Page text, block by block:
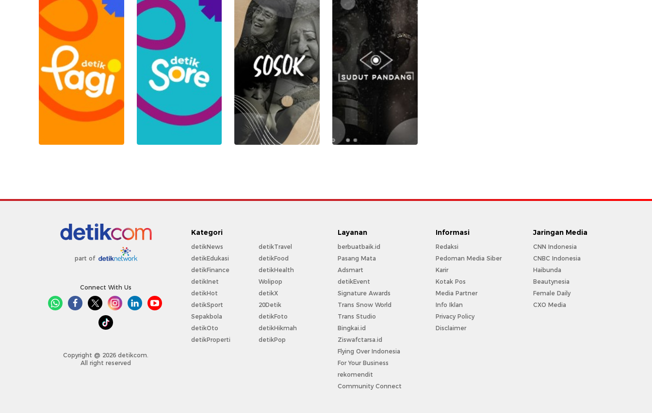
part of
Connect With Us
Copyright @ 2026 detikcom.
All right reserved
Kategori
detikNews
detikEdukasi
detikFinance
detikInet
detikHot
detikSport
Sepakbola
detikOto
detikProperti
detikTravel
detikFood
detikHealth
Wolipop
detikX
20Detik
detikFoto
detikHikmah
detikPop
Layanan
berbuatbaik.id
Pasang Mata
Adsmart
detikEvent
Signature Awards
Trans Snow World
Trans Studio
Bingkai.id
Ziswafctarsa.id
Flying Over Indonesia
For Your Business
rekomendit
Community Connect
Informasi
Redaksi
Pedoman Media Siber
Karir
Kotak Pos
Media Partner
Info Iklan
Privacy Policy
Disclaimer
Jaringan Media
CNN Indonesia
CNBC Indonesia
Haibunda
Beautynesia
Female Daily
CXO Media